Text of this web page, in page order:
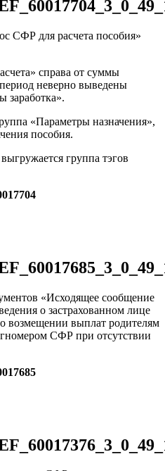
СФР для расчета пособия»
справа от суммы
неверно выведены
заработка».
«Параметры назначения»,
пособия.
группа тэгов
«Исходящее сообщение
о застрахованном лице
выплат родителям
СФР при отсутствии